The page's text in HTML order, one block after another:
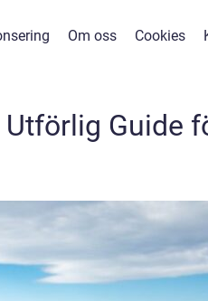
Om oss Cookies
Guide